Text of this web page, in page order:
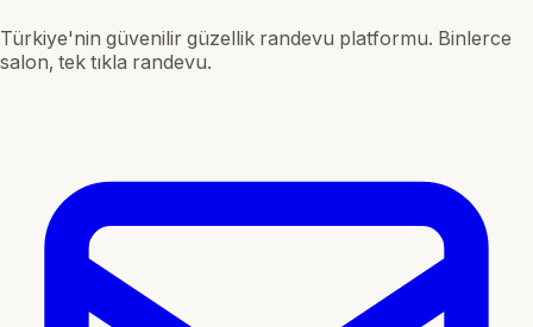
Türkiye'nin güvenilir güzellik randevu platformu. Binlerce
salon, tek tıkla randevu.